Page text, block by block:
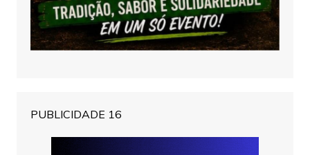
PUBLICIDADE 16